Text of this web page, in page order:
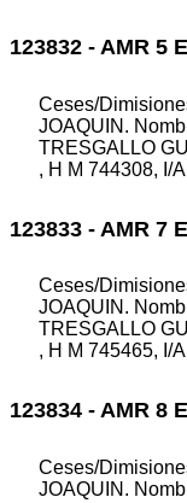
123832 - AMR 5
Ceses/
JOAQUIN.
TRESGALLO
, H M 744308, I/
123833 - AMR 7
Ceses/
JOAQUIN.
TRESGALLO
, H M 745465, I/
123834 - AMR 8
Ceses/
JOAQUIN.